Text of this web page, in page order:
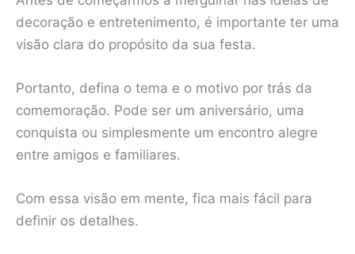
decoração e entretenimento, é importante ter uma
visão clara do propósito da sua festa.
Portanto, defina o tema e o motivo por trás da
comemoração. Pode ser um aniversário, uma
conquista ou simplesmente um encontro alegre
entre amigos e familiares.
Com essa visão em mente, fica mais fácil para
definir os detalhes.